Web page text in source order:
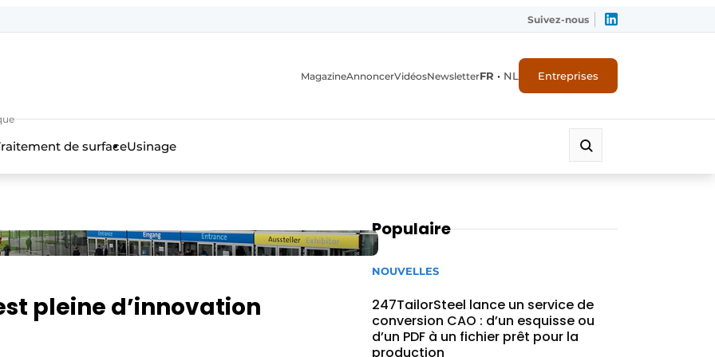
Suivez-nous
MagazineAnnoncerVidéosNewsletterFR • NL Entreprises
de surfaceUsinage
pleine d’innovation
Populaire
NOUVELLES
247TailorSteel lance un service de
conversion CAO : d’un esquisse ou
d’un PDF à un fichier prêt pour la
production